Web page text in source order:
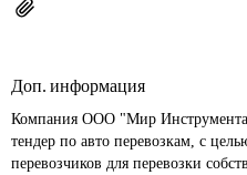
Доп. информация
Компания ООО "Мир
тендер по авто перевозкам, с
перевозчиков для перевозки